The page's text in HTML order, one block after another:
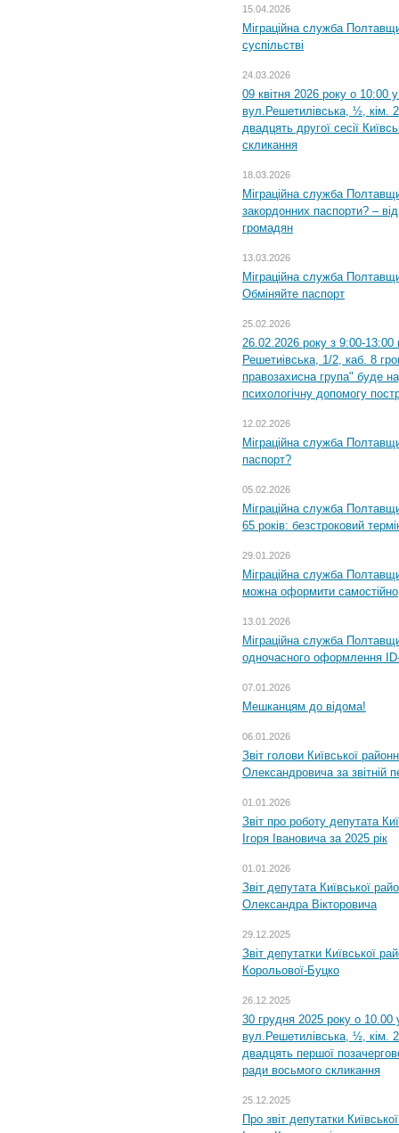
15.04.2026
Міграційна служба
суспільстві
24.03.2026
09 квітня 2026 року о 10:00
вул.Решетилівська, ½, кім.
двадцять другої сесії
скликання
18.03.2026
Міграційна служба
закордонних паспорти? –
громадян
13.03.2026
Міграційна служба
Обміняйте паспорт
25.02.2026
26.02.2026 року з 9:00-
Решетиівська, 1/2, каб. 8
правозахисна група" буде
психологічну допомогу
12.02.2026
Міграційна служба
паспорт?
05.02.2026
Міграційна служба
65 років: безстроковий
29.01.2026
Міграційна служба
можна оформити самостійно
13.01.2026
Міграційна служба
одночасного оформлення
07.01.2026
Мешканцям до відома!
06.01.2026
Звіт голови Київської
Олександровича за звітній
01.01.2026
Звіт про роботу депутата
Ігоря Івановича за 2025 рік
01.01.2026
Звіт депутата Київської
Олександра Вікторовича
29.12.2025
Звіт депутатки Київської
Корольової-Буцко
26.12.2025
30 грудня 2025 року о 10.00
вул.Решетилівська, ½, кім.
двадцять першої
ради восьмого скликання
25.12.2025
Про звіт депутатки